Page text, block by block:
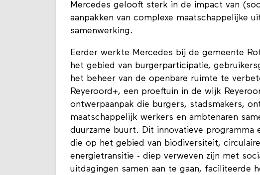
Mercedes gelooft sterk in de impact van
aanpakken van complexe maatschappelijke
samenwerking.
Eerder werkte Mercedes bij de gemeente
het gebied van burgerparticipatie,
het beheer van de openbare ruimte te
Reyeroord+, een proeftuin in de wijk
ontwerpaanpak die burgers, stadsmakers,
maatschappelijk werkers en ambtenaren
duurzame buurt. Dit innovatieve programma
die op het gebied van biodiversiteit,
energietransitie - diep verweven zijn met
uitdagingen samen aan te gaan, faciliteerde